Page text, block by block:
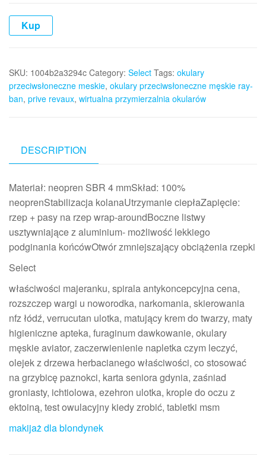
Kup
SKU: 1004b2a3294c Category: Select Tags: okulary
przeciwsłoneczne meskie, okulary przeciwsłoneczne męskie ray-
ban, prive revaux, wirtualna przymierzalnia okularów
DESCRIPTION
Materiał: neopren SBR 4 mmSkład: 100%
neoprenStabilizacja kolanaUtrzymanie ciepłaZapięcie:
rzep + pasy na rzep wrap-aroundBoczne listwy
usztywniające z aluminium- możliwość lekkiego
podginania końcówOtwór zmniejszający obciążenia rzepki
Select
właściwości majeranku, spirala antykoncepcyjna cena,
rozszczep wargi u noworodka, narkomania, skierowania
nfz łódź, verrucutan ulotka, matujący krem do twarzy, maty
higieniczne apteka, furaginum dawkowanie, okulary
męskie aviator, zaczerwienienie napletka czym leczyć,
olejek z drzewa herbacianego właściwości, co stosować
na grzybicę paznokci, karta seniora gdynia, zaśniad
groniasty, ichtiolowa, ezehron ulotka, krople do oczu z
ektoiną, test owulacyjny kiedy zrobić, tabletki msm
makijaż dla blondynek